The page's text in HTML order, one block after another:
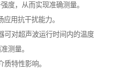
度，从而实现准确测量。
用抗干扰能力。
可对超声波运行时间内的温度
测量。
质特性影响。